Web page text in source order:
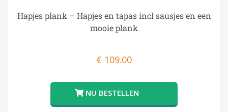
Hapjes plank – Hapjes en tapas incl sausjes en een
mooie plank
€ 109.00